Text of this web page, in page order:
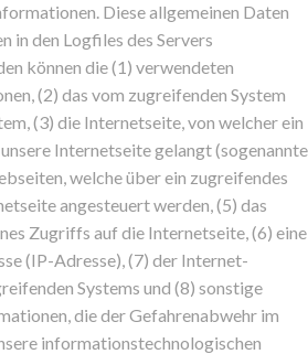
Diese allgemeinen Daten
in den Logfiles des Servers
können die (1) verwendeten
(2) das vom zugreifenden System
(3) die Internetseite, von welcher ein
Internetseite gelangt (sogenannte
welche über ein zugreifendes
angesteuert werden, (5) das
Zugriffs auf die Internetseite, (6) eine
(IP-Adresse), (7) der Internet-
Systems und (8) sonstige
die der Gefahrenabwehr im
informationstechnologischen